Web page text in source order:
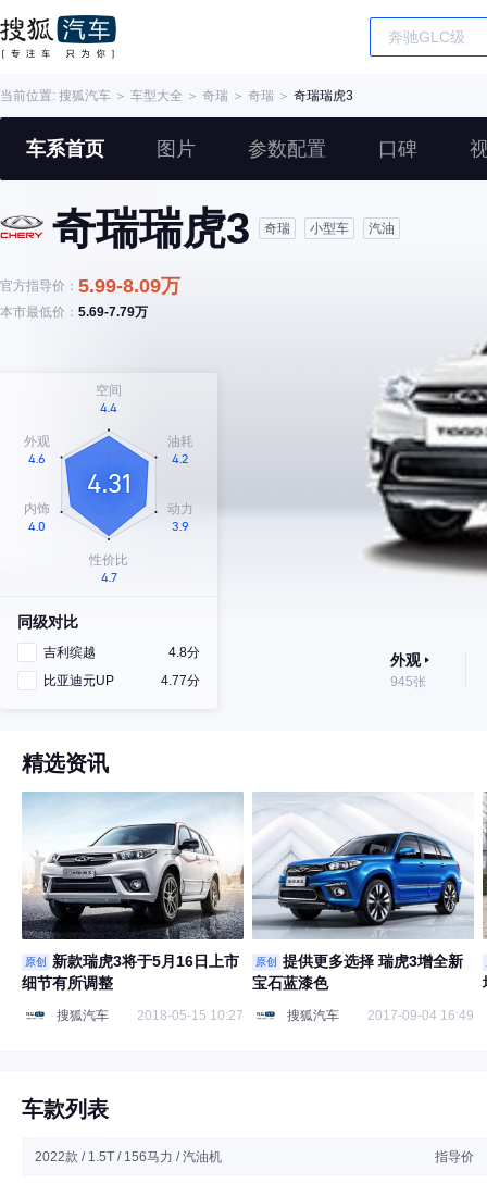
当前位置: 搜狐汽车 ＞ 车型大全 ＞ 奇瑞 ＞ 奇瑞 ＞ 奇瑞瑞虎3
车系首页 图片 参数配置 口碑
奇瑞瑞虎3 奇瑞 小型车 汽油
官方指导价： 5.99-8.09万
本市最低价： 5.69-7.79万
同级对比
吉利缤越
4.8分
比亚迪元UP
4.77分
外观
945张
精选资讯
原创
新款瑞虎3将于5月16日上市
细节有所调整
搜狐汽车 2018-05-15 10:27
原创
提供更多选择 瑞虎3增全新
宝石蓝漆色
搜狐汽车 2017-09-04 16:49
车款列表
2022款 / 1.5T / 156马力 / 汽油机 指导价